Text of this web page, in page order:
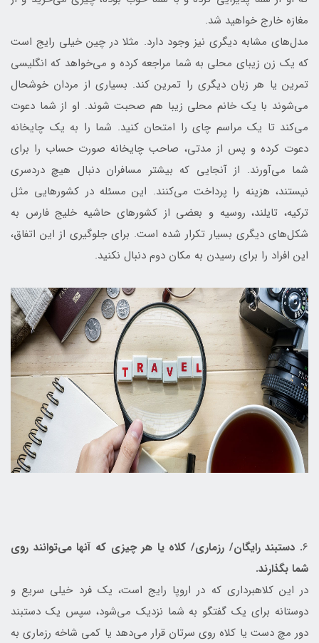
مغازه خارج خواهید شد.
مدل‌های مشابه دیگری نیز وجود دارد. مثلا در چین خیلی رایج است
که یک زن زیبای محلی به شما مراجعه کرده و می‌خواهد که انگلیسی
تمرین یا هر زبان دیگری را تمرین کند. بسیاری از مردان خوشحال
می‌شوند با یک خانم محلی زیبا هم صحبت شوند. او از شما دعوت
می‌کند تا یک مراسم چای را امتحان کنید. شما را به یک چایخانه
دعوت کرده و پس از مدتی، صاحب چایخانه صورت حساب را برای
شما می‌آورند. از آنجایی که بیشتر مسافران دنبال هیچ دردسری
نیستند، هزینه را پرداخت می‌کنند. این مسئله در کشورهایی مثل
ترکیه، تایلند، روسیه و بعضی از کشورهای حاشیه خلیج فارس به
شکل‌های دیگری بسیار تکرار شده است. برای جلوگیری از این اتفاق،
این افراد را برای رسیدن به مکان دوم دنبال نکنید.
6. دستبند رایگان/ رزماری/ کلاه یا هر چیزی که آنها می‌توانند روی
شما بگذارند.
در این کلاهبرداری که در اروپا رایج است، یک فرد خیلی سریع و
دوستانه برای یک گفتگو به شما نزدیک می‌شود، سپس یک دستبند
دور مچ دست یا کلاه روی سرتان قرار می‌دهد یا کمی شاخه رزماری به